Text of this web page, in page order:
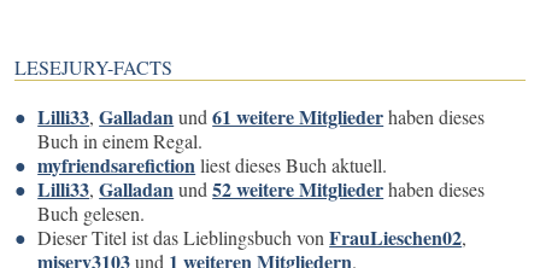
LESEJURY-FACTS
Lilli33,Galladanund61 weitere Mitgliederhaben dieses
Buch in einem Regal.
myfriendsarefictionliest dieses Buch aktuell.
Lilli33,Galladanund52 weitere Mitgliederhaben dieses
Buch gelesen.
Dieser Titel ist das Lieblingsbuch vonFrauLieschen02,
misery3103und 1 weiteren Mitgliedern.